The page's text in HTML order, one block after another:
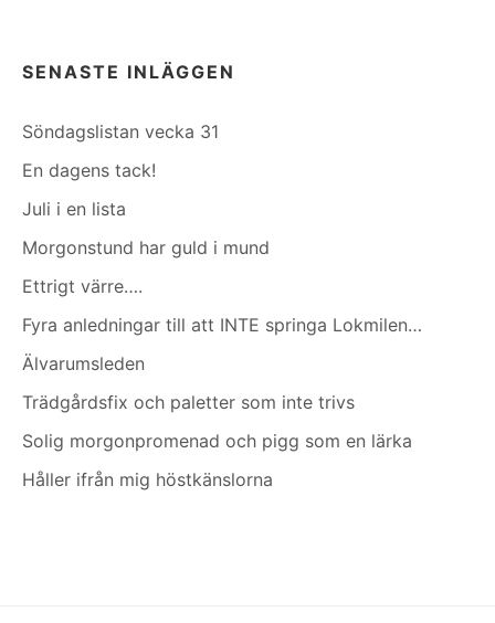
SENASTE INLÄGGEN
Söndagslistan vecka 31
En dagens tack!
Juli i en lista
Morgonstund har guld i mund
Ettrigt värre….
Fyra anledningar till att INTE springa Lokmilen…
Älvarumsleden
Trädgårdsfix och paletter som inte trivs
Solig morgonpromenad och pigg som en lärka
Håller ifrån mig höstkänslorna